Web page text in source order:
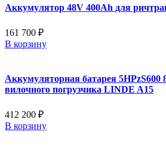
Аккумулятор 48V 400Ah для
161 700 ₽
В корзину
Аккумуляторная батарея 5HPzS600
вилочного погрузчика LINDE A15
412 200 ₽
В корзину